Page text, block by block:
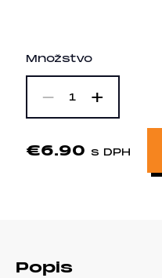
Množstvo
- 1 +
€6.90 s DPH
Popis